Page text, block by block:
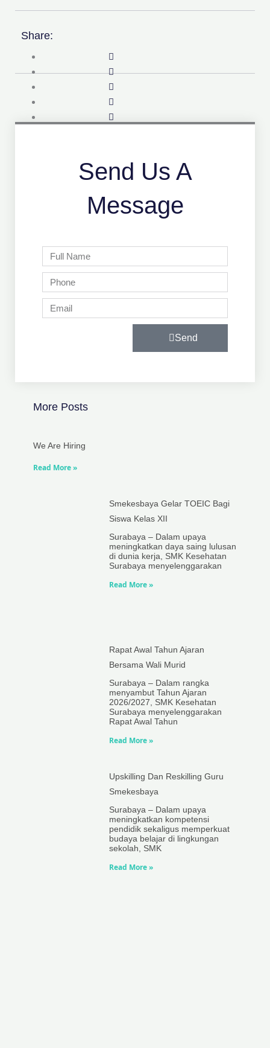
Share:
Send Us A
Message
Full
Name
Phone
Email
Send
More Posts
We Are Hiring
Read More »
Smekesbaya Gelar TOEIC Bagi
Siswa Kelas XII
Surabaya – Dalam upaya
meningkatkan daya saing lulusan
di dunia kerja, SMK Kesehatan
Surabaya menyelenggarakan
Read More »
Rapat Awal Tahun Ajaran
Bersama Wali Murid
Surabaya – Dalam rangka
menyambut Tahun Ajaran
2026/2027, SMK Kesehatan
Surabaya menyelenggarakan
Rapat Awal Tahun
Read More »
Upskilling Dan Reskilling Guru
Smekesbaya
Surabaya – Dalam upaya
meningkatkan kompetensi
pendidik sekaligus memperkuat
budaya belajar di lingkungan
sekolah, SMK
Read More »